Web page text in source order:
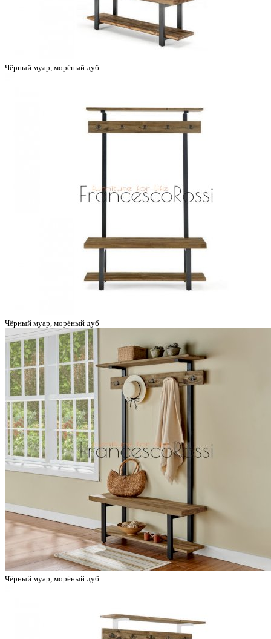
Чёрный муар, морёный дуб
Чёрный муар, морёный дуб
Чёрный муар, морёный дуб